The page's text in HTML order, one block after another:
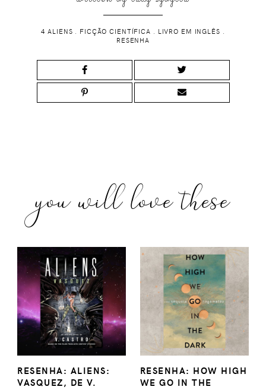
4 ALIENS FICÇÃO CIENTÍFICA LIVRO EM INGLÊS
RESENHA
you will love these
RESENHA: ALIENS:
VASQUEZ, DE V.
RESENHA: HOW HIGH
WE GO IN THE